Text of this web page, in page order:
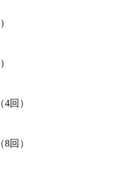
回）
回）